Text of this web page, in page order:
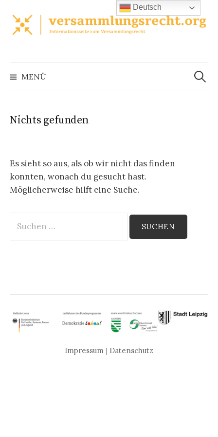
Inhalt
überspringen
MENÜ
Suchen
nach:
Nichts gefunden
Es sieht so aus, als ob wir nicht das finden
konnten, wonach du gesucht hast.
Möglicherweise hilft eine Suche.
Suchen
nach:
Impressum | Datenschutz
Deutsch